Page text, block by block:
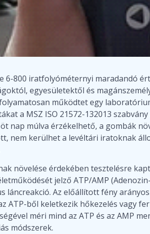
6-800 iratfolyóméternyi maradandó
egyesületektől és
működtet egy
a MSZ ISO 21572-132013
nap múlva érzékelhető, a gombák
nem kerülhet a levéltári iratoknak
növelése érdekében tesztelésre
jelző ATP/AMP
láncreakció. Az előállított fény
ATP-ből keletkezik hőkezelés vagy
méri mind az ATP és az AMP
módszerek.